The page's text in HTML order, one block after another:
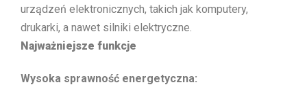
urządzeń elektronicznych, takich jak komputery,
drukarki, a nawet silniki elektryczne.
Najważniejsze funkcje
Wysoka sprawność energetyczna: